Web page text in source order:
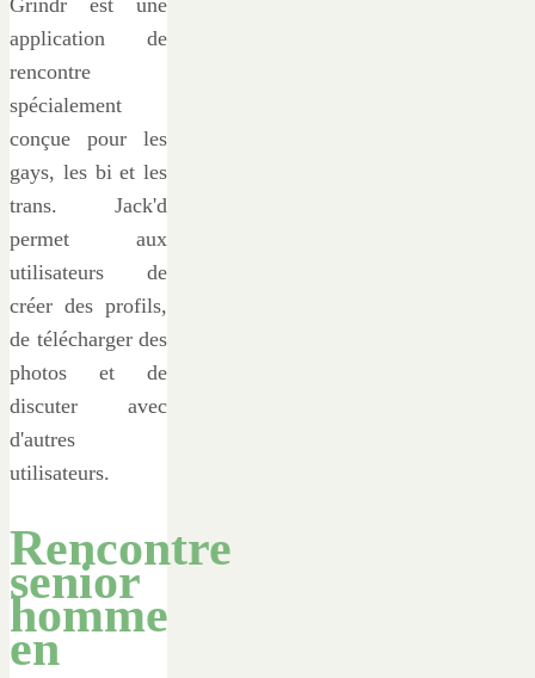
Grindr est une
application de
rencontre
spécialement
conçue pour les
gays, les bi et les
trans. Jack'd
permet aux
utilisateurs de
créer des profils,
de télécharger des
photos et de
discuter avec
d'autres
utilisateurs.
Rencontre
senior
homme
en